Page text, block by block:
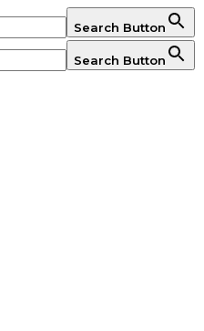
Search Button
Search Button